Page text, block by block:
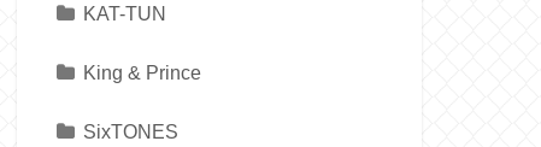
KAT-TUN
King & Prince
SixTONES